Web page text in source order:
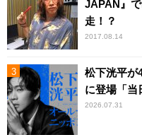
JAPAN』
走！？
2017.08.14
松下洸平が
に登場「当
2026.07.31